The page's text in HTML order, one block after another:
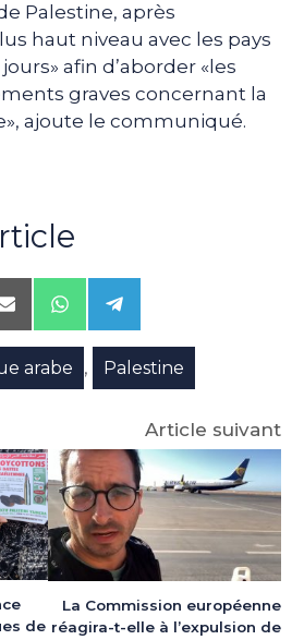
Palestine, après
haut niveau avec les pays
afin d’aborder «les
graves concernant la
ajoute le communiqué.
Share
on
Email
Share
on
WhatsApp
Share
on
Telegram
arabe , Palestine
de
Article suivant
La Commission européenne
réagira-t-elle à l’expulsion de